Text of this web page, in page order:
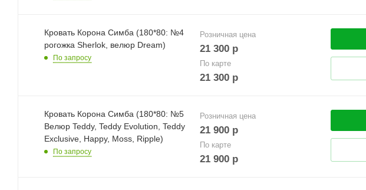
Кровать Корона Симба (180*80: №4
рогожка Sherlok, велюр Dream)
По запросу
Розничная цена
21 300р
По карте
21 300р
Кровать Корона Симба (180*80: №5
Велюр Teddy, Teddy Evolution, Teddy
Exclusive, Happy, Moss, Ripple)
По запросу
Розничная цена
21 900р
По карте
21 900р